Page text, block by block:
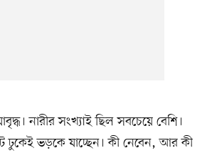
নারীর সংখ্যাই ছিল সবচেয়ে বেশি।
ঢুকেই ভড়কে যাচ্ছেন। কী নেবেন, আর কী